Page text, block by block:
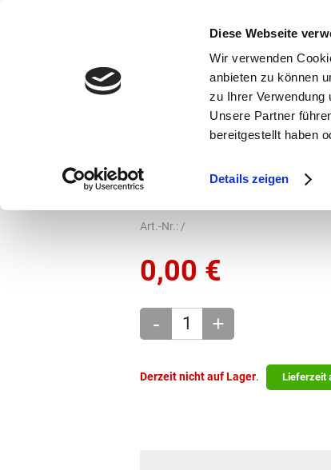
Diese Webseite
Wir verwenden
anbieten zu können
zu Ihrer Verwendung
Unsere Partner
bereitgestellt haben
Details zeigen
bestellen und ausdrucken
Art.-Nr.:/
0,00 €
- +
Derzeit nicht auf Lager. Lieferzeit